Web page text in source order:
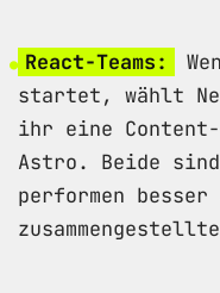
React-Teams:
startet, wählt
ihr eine
Astro. Beide
performen